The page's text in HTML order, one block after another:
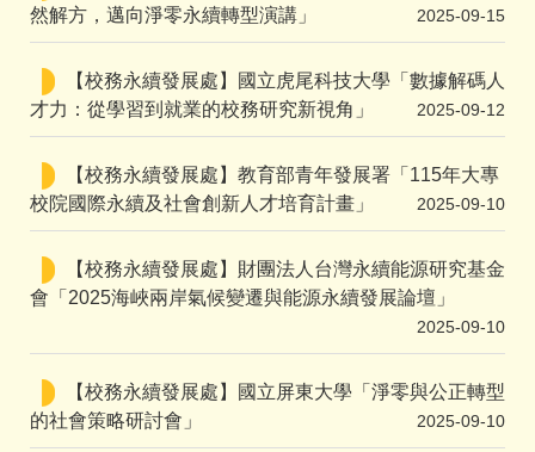
然解方，邁向淨零永續轉型演講」
2025-09-15
【校務永續發展處】國立虎尾科技大學「數據解碼人
才力：從學習到就業的校務研究新視角」
2025-09-12
【校務永續發展處】教育部青年發展署「115年大專
校院國際永續及社會創新人才培育計畫」
2025-09-10
【校務永續發展處】財團法人台灣永續能源研究基金
會「2025海峽兩岸氣候變遷與能源永續發展論壇」
2025-09-10
【校務永續發展處】國立屏東大學「淨零與公正轉型
的社會策略研討會」
2025-09-10